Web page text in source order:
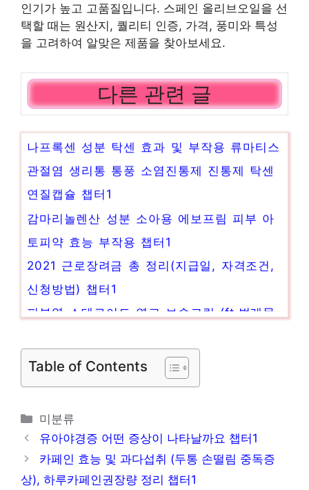
인기가 높고 고품질입니다. 스페인 올리브오일을 선
택할 때는 원산지, 퀄리티 인증, 가격, 풍미와 특성
을 고려하여 알맞은 제품을 찾아보세요.
다른 관련 글
나프록센 성분 탁센 효과 및 부작용 류마티스
관절염 생리통 통풍 소염진통제 진통제 탁센
연질캡슐 챕터1
감마리놀렌산 성분 소아용 에보프림 피부 아
토피약 효능 부작용 챕터1
2021 근로장려금 총 정리(지급일, 자격조건,
신청방법) 챕터1
피부염 스테로이드 연고 보송크림 (ft.벌레물
멍드는이유 타박상 찜질, 약 (무릎 손가락 발
아볼게요 챕터1
챕터1
Table of Contents
카
테
고
미분류
유아야경증 어떤 증상이 나타날까요 챕터1
카페인 효능 및 과다섭취 (두통 손떨림 중독증
상), 하루카페인권장량 정리 챕터1